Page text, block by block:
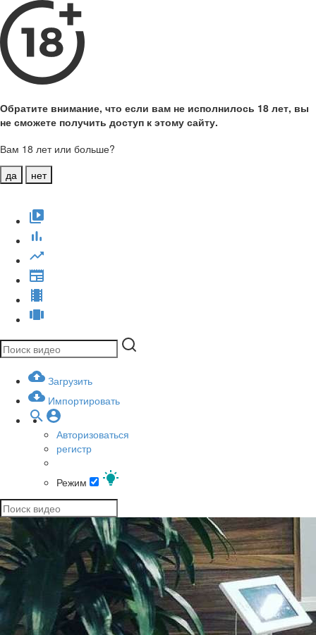
Обратите внимание, что если вам не исполнилось 18 лет, вы
не сможете получить доступ к этому сайту.
Вам 18 лет или больше?
да
нет
Загрузить
Импортировать
Авторизоваться
регистр
Режим